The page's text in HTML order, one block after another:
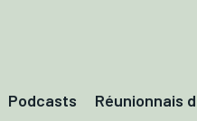
Podcasts
Réunionnais